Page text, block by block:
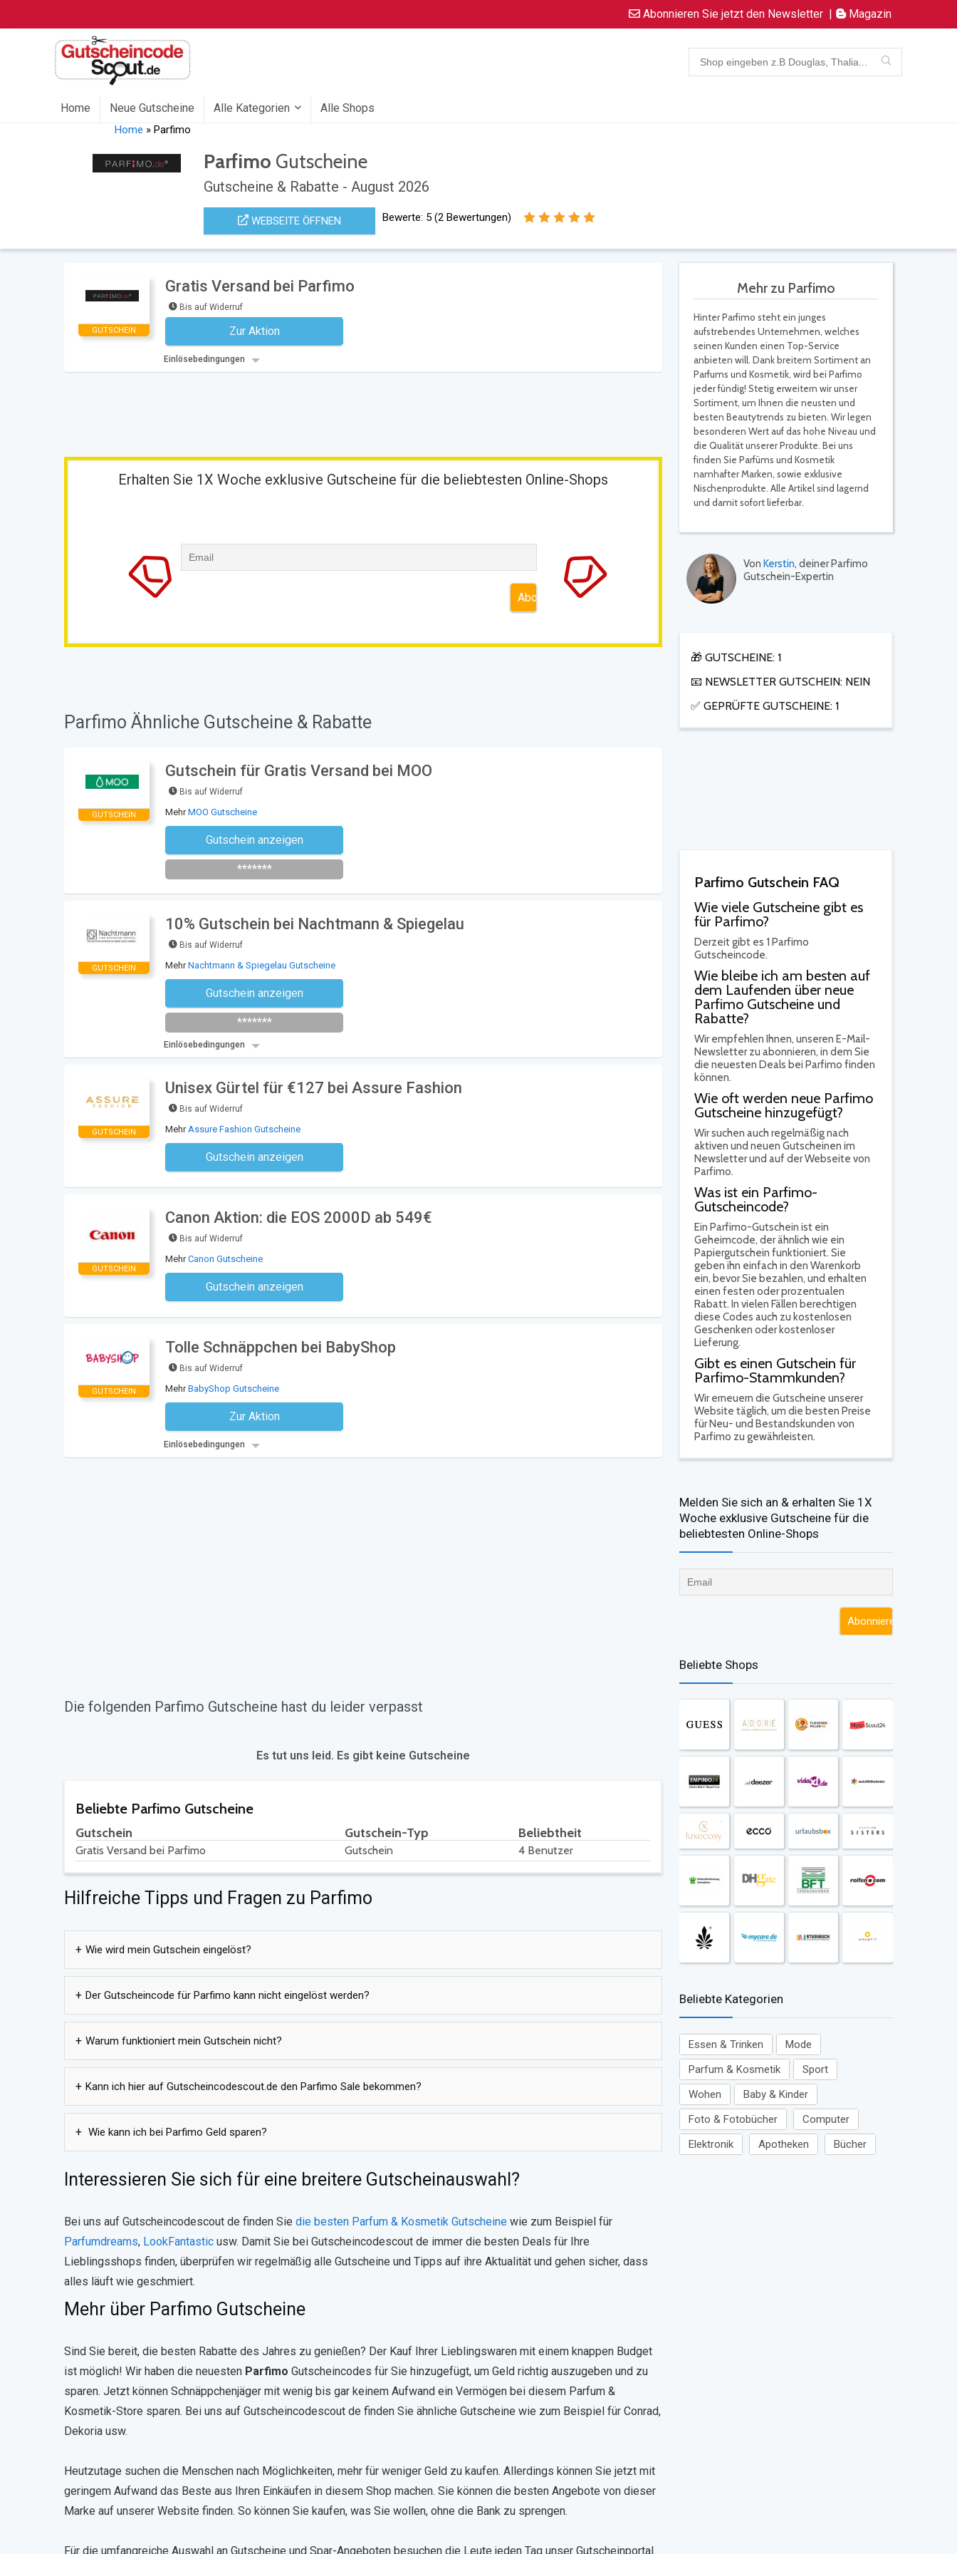
Abonnieren Sie jetzt den Newsletter | Magazin
Home Neue Gutscheine Alle Kategorien Alle Shops
Home »Parfimo
Parfimo Gutscheine
Gutscheine & Rabatte - August 2026
WEBSEITE ÖFFNEN Bewerte: 5 (2Bewertungen)
Mehr zu Parfimo
Hinter Parfimo steht ein junges
aufstrebendes Unternehmen, welches
seinen Kunden einen Top-Service
anbieten will. Dank breitem Sortiment an
Parfums und Kosmetik, wird bei Parfimo
jeder fündig! Stetig erweitern wir unser
Sortiment, um Ihnen die neusten und
besten Beautytrends zu bieten. Wir legen
besonderen Wert auf das hohe Niveau und
die Qualität unserer Produkte. Bei uns
finden Sie Parfüms und Kosmetik
namhafter Marken, sowie exklusive
Nischenprodukte. Alle Artikel sind lagernd
und damit sofort lieferbar.
Von Kerstin, deiner Parfimo
Gutschein-Expertin
🎁 GUTSCHEINE: 1
📧 NEWSLETTER GUTSCHEIN: NEIN
✅ GEPRÜFTE GUTSCHEINE: 1
Parfimo Gutschein FAQ
Wie viele Gutscheine gibt es
für Parfimo?
Derzeit gibt es 1 Parfimo
Gutscheincode.
Wie bleibe ich am besten auf
dem Laufenden über neue
Parfimo Gutscheine und
Rabatte?
Wir empfehlen Ihnen, unseren E-Mail-
Newsletter zu abonnieren, in dem Sie
die neuesten Deals bei Parfimo finden
können.
Wie oft werden neue Parfimo
Gutscheine hinzugefügt?
Wir suchen auch regelmäßig nach
aktiven und neuen Gutscheinen im
Newsletter und auf der Webseite von
Parfimo.
Was ist ein Parfimo-
Gutscheincode?
Ein Parfimo-Gutschein ist ein
Geheimcode, der ähnlich wie ein
Papiergutschein funktioniert. Sie
geben ihn einfach in den Warenkorb
ein, bevor Sie bezahlen, und erhalten
einen festen oder prozentualen
Rabatt. In vielen Fällen berechtigen
diese Codes auch zu kostenlosen
Geschenken oder kostenloser
Lieferung.
Gibt es einen Gutschein für
Parfimo-Stammkunden?
Wir erneuern die Gutscheine unserer
Website täglich, um die besten Preise
für Neu- und Bestandskunden von
Parfimo zu gewährleisten.
Melden Sie sich an & erhalten Sie 1X
Woche exklusive Gutscheine für die
beliebtesten Online-Shops​
Beliebte Shops
Beliebte Kategorien
Essen & Trinken
Mode
Parfum & Kosmetik
Sport
Wohen
Baby & Kinder
Foto & Fotobücher
Computer
Elektronik
Apotheken Bücher
GUTSCHEIN
Gratis Versand bei Parfimo
Bis auf Widerruf
Zur AktionKein Code notwendig
Einlösebedingungen
Erhalten Sie 1X Woche exklusive Gutscheine für die beliebtesten Online-Shops
Parfimo Ähnliche Gutscheine & Rabatte
GUTSCHEIN
Gutschein für Gratis Versand bei MOO
Bis auf Widerruf
MehrMOO Gutscheine
Gutschein anzeigen
Newsletter des Shops abonnieren
*******
GUTSCHEIN
10% Gutschein bei Nachtmann & Spiegelau
Bis auf Widerruf
MehrNachtmann & Spiegelau Gutscheine
Gutschein anzeigen
Newsletter des Shops abonnieren
*******
Einlösebedingungen
GUTSCHEIN
Unisex Gürtel für €127 bei Assure Fashion
Bis auf Widerruf
Mehr Assure Fashion Gutscheine
Gutschein anzeigen
Kein Code notwendig
GUTSCHEIN
Canon Aktion: die EOS 2000D ab 549€
Bis auf Widerruf
MehrCanon Gutscheine
Gutschein anzeigen
Kein Code notwendig
GUTSCHEIN
Tolle Schnäppchen bei BabyShop
Bis auf Widerruf
MehrBabyShop Gutscheine
Zur AktionKein Code notwendig
Einlösebedingungen
Die folgenden Parfimo Gutscheine hast du leider verpasst
Es tut uns leid. Es gibt keine Gutscheine
Beliebte Parfimo Gutscheine
Gutschein Gutschein-Typ Beliebtheit
Gratis Versand bei Parfimo Gutschein 4 Benutzer
Hilfreiche Tipps und Fragen zu Parfimo
Wie wird mein Gutschein eingelöst?
Der Gutscheincode für Parfimo kann nicht eingelöst werden?
Warum funktioniert mein Gutschein nicht?
Kann ich hier auf Gutscheincodescout.de den Parfimo Sale bekommen?
Wie kann ich bei Parfimo Geld sparen?
Interessieren Sie sich für eine breitere Gutscheinauswahl?
Bei uns auf Gutscheincodescout de finden Sie die besten Parfum & Kosmetik Gutscheine wie zum Beispiel für
Parfumdreams, LookFantastic usw. Damit Sie bei Gutscheincodescout de immer die besten Deals für Ihre
Lieblingsshops finden, überprüfen wir regelmäßig alle Gutscheine und Tipps auf ihre Aktualität und gehen sicher, dass
alles läuft wie geschmiert.
Mehr über Parfimo Gutscheine
Sind Sie bereit, die besten Rabatte des Jahres zu genießen? Der Kauf Ihrer Lieblingswaren mit einem knappen Budget
ist möglich! Wir haben die neuesten Parfimo Gutscheincodes für Sie hinzugefügt, um Geld richtig auszugeben und zu
sparen. Jetzt können Schnäppchenjäger mit wenig bis gar keinem Aufwand ein Vermögen bei diesem Parfum &
Kosmetik-Store sparen. Bei uns auf Gutscheincodescout de finden Sie ähnliche Gutscheine wie zum Beispiel für Conrad,
Dekoria usw.
Heutzutage suchen die Menschen nach Möglichkeiten, mehr für weniger Geld zu kaufen. Allerdings können Sie jetzt mit
geringem Aufwand das Beste aus Ihren Einkäufen in diesem Shop machen. Sie können die besten Angebote von dieser
Marke auf unserer Website finden. So können Sie kaufen, was Sie wollen, ohne die Bank zu sprengen.
Für die umfangreiche Auswahl an Gutscheine und Spar-Angeboten besuchen die Leute jeden Tag unser Gutscheinportal.